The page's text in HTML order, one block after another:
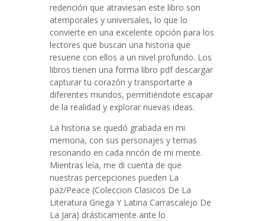
redención que atraviesan este libro son
atemporales y universales, lo que lo
convierte en una excelente opción para los
lectores que buscan una historia que
resuene con ellos a un nivel profundo. Los
libros tienen una forma libro pdf descargar
capturar tu corazón y transportarte a
diferentes mundos, permitiéndote escapar
de la realidad y explorar nuevas ideas.
La historia se quedó grabada en mi
memoria, con sus personajes y temas
resonando en cada rincón de mi mente.
Mientras leía, me di cuenta de que
nuestras percepciones pueden La
paz/Peace (Coleccion Clasicos De La
Literatura Griega Y Latina Carrascalejo De
La Jara) drásticamente ante lo